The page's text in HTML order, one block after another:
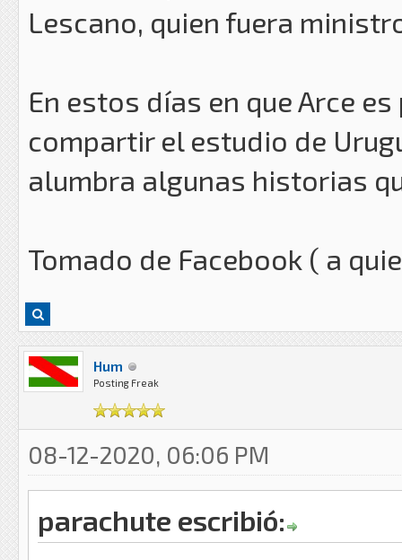
Lescano, quien fuera
En estos días en que Arce
compartir el estudio de
alumbra algunas historias
Tomado de Facebook ( a
Hum
Posting Freak
08-12-2020, 06:06 PM
parachute escribió: